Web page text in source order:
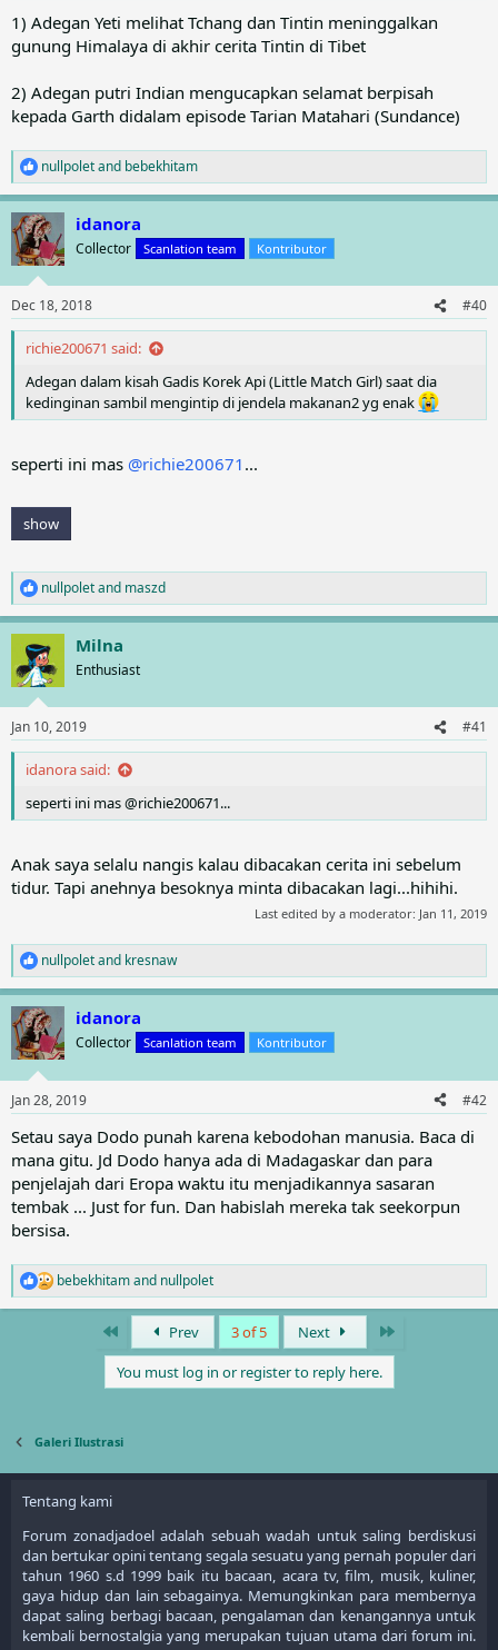
:
1) Adegan Yeti melihat Tchang dan Tintin meninggalkan
gunung Himalaya di akhir cerita Tintin di Tibet
2) Adegan putri Indian mengucapkan selamat berpisah
kepada Garth didalam episode Tarian Matahari (Sundance)
R
e
a
c
t
i
n
s
:
nullpoletand bebekhitam
idanora
Collector Scanlation team Kontributor
Dec 18, 2018 #40
richie200671 said:
Adegan dalam kisah Gadis Korek Api (Little Match Girl) saat dia
kedinginan sambil mengintip di jendela makanan2 yg enak
seperti ini mas @richie200671 ...
show
R
e
a
c
t
i
s
:
nullpoletand maszd
Milna
Enthusiast
Jan 10, 2019 #41
idanora said:
seperti ini mas @richie200671...
Anak saya selalu nangis kalau dibacakan cerita ini sebelum
tidur. Tapi anehnya besoknya minta dibacakan lagi...hihihi.
Last edited by a moderator: Jan 11, 2019
R
e
a
c
t
i
s
:
nullpoletand kresnaw
idanora
Collector Scanlation team Kontributor
Jan 28, 2019 #42
Setau saya Dodo punah karena kebodohan manusia. Baca di
mana gitu. Jd Dodo hanya ada di Madagaskar dan para
penjelajah dari Eropa waktu itu menjadikannya sasaran
tembak ... Just for fun. Dan habislah mereka tak seekorpun
bersisa.
R
e
:
bebekhitamand nullpolet
Prev 3 of 5 Next
You must log in or register to reply here.
Galeri Ilustrasi
Tentang kami
Forum zonadjadoel adalah sebuah wadah untuk saling berdiskusi
dan bertukar opini tentang segala sesuatu yang pernah populer dari
tahun 1960 s.d 1999 baik itu bacaan, acara tv, film, musik, kuliner,
gaya hidup dan lain sebagainya. Memungkinkan para membernya
dapat saling berbagi bacaan, pengalaman dan kenangannya untuk
kembali bernostalgia yang merupakan tujuan utama dari forum ini.